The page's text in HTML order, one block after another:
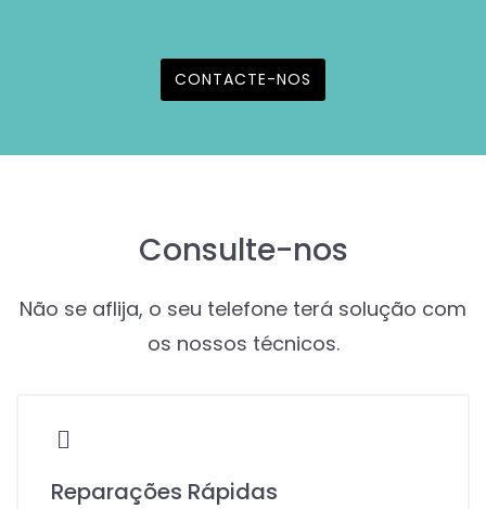
CONTACTE-NOS
Consulte-nos
Não se aflija, o seu telefone terá solução com
os nossos técnicos.
Reparações Rápidas